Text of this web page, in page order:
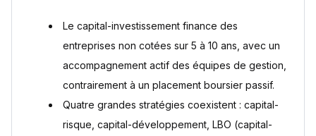
avantages
Comment accéder au private equity en tant que particulier en
Les plateformes et club deals : une accessibilité accrue
Le capital-investissement finance des
entreprises non cotées sur 5 à 10 ans, avec un
accompagnement actif des équipes de gestion,
contrairement à un placement boursier passif.
Quatre grandes stratégies coexistent : capital-
risque, capital-développement, LBO (capital-